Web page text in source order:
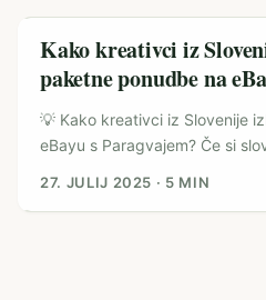
Kako kreativci iz
paketne ponudbe na
💡 Kako kreativci iz Slovenije
eBayu s Paragvajem? Če si
27. JULIJ 2025 · 5 MIN